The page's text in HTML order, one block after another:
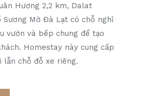
Hương 2,2 km, Dalat
Sương Mờ Đà Lạt có chỗ nghỉ
vườn và bếp chung để tạo
Homestay này cung cấp
lẫn chỗ đỗ xe riêng.